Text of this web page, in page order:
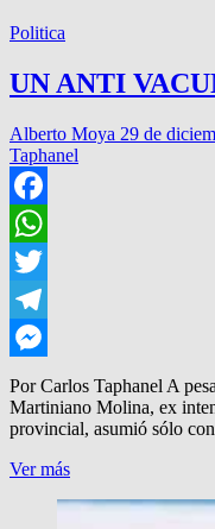
Politica
UN ANTI
Alberto Moya 29 de
Taphanel
Facebook
WhatsApp
Twitter
Telegram
Messenger
Por Carlos Taphanel A
Martiniano Molina, ex
provincial, asumió sólo
Ver másUN
VACUNA